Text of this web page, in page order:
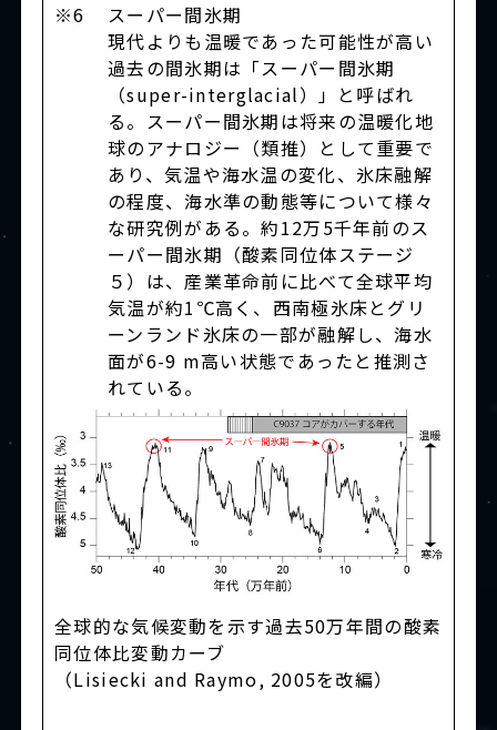
※6
スーパー間氷期
現代よりも温暖であった可能性が高い
過去の間氷期は「スーパー間氷期
（super-interglacial）」と呼ばれ
る。スーパー間氷期は将来の温暖化地
球のアナロジー（類推）として重要で
あり、気温や海水温の変化、氷床融解
の程度、海水準の動態等について様々
な研究例がある。約12万5千年前のス
ーパー間氷期（酸素同位体ステージ
５）は、産業革命前に比べて全球平均
気温が約1℃高く、西南極氷床とグリ
ーンランド氷床の一部が融解し、海水
面が6-9 m高い状態であったと推測さ
れている。
全球的な気候変動を示す過去50万年間の酸素
同位体比変動カーブ
（Lisiecki and Raymo, 2005を改編）